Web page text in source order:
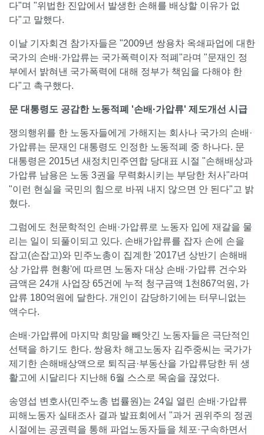
다"며 "위법한 진압에서 발생한 손해를 배상할 이유가 없
다"고 말했다.
이날 기자회견 참가자들은 "2009년 쌍용차 옥쇄파업에 대한
국가의 손배·가압류는 국가폭력이자 적폐"라며 "문재인 정
부에서 밝혀낸 국가폭력에 대해 정부가 책임을 다해야 한
다"고 촉구했다.
문 대통령도 공감한 노동적폐 '손배·가압류' 제도개선 시급
쟁의행위를 한 노동자들에게 가해지는 회사나 국가의 손배·
가압류는 문재인 대통령도 인정한 노동적폐 중 하나다. 문
대통령은 2015년 새정치민주연합 당대표 시절 "손해배상과
가압류 남용은 노동 3권을 무력화시키는 부당한 처사"라며
"이런 현실을 국민의 힘으로 바꿔 내지 않으면 안 된다"고 밝
혔다.
그럼에도 천문학적인 손배·가압류로 노동자 입에 재갈을 물
리는 일이 되풀이되고 있다. 손배가압류를 잡자 손에 손을
잡고(손잡고)와 민주노총이 집계한 '2017년 상반기 손해배
상 가압류 현황'에 따르면 노동자 대상 손배·가압류 건수와
금액은 24개 사업장 65건에 누적 청구금액 1천867억원, 가
압류 180억원에 달한다. 개인이 감당하기에는 터무니없는
액수다.
손배·가압류에 마지막 희망을 빼앗긴 노동자들은 극단적인
선택을 하기도 한다. 쌍용차 해고노동자 김주중씨는 국가가
제기한 손해배상액으로 퇴직금·부동산을 가압류당한 뒤 생
활고에 시달리다 지난해 6월 스스로 목숨을 끊었다.
송영섭 변호사(민주노총 법률원)는 24일 열린 손배·가압류
피해노동자 실태조사 결과 발표회에서 "과거 권위주의 정권
시절에는 공권력을 통해 파업노동자들을 체포·구속하면서